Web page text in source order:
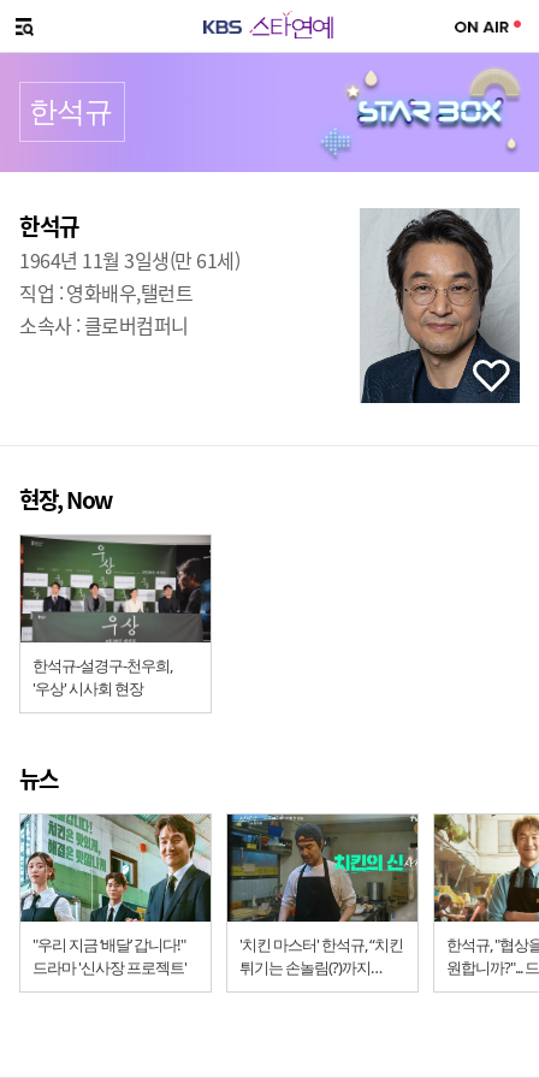
메뉴 열기
한석규
프로필
한석규
1964년 11월 3일생(만 61세)
직업 :영화배우,탤런트
소속사 :클로버컴퍼니
현장, Now
한석규-설경구-천우희,
'우상' 시사회 현장
뉴스
"우리 지금 ‘배달’ 갑니다!"
드라마 '신사장 프로젝트'
'치킨 마스터' 한석규, “치킨
튀기는 손놀림(?)까지
맞춰갔다”
한석규, "협상
원합니까?"...
'신사장 프로